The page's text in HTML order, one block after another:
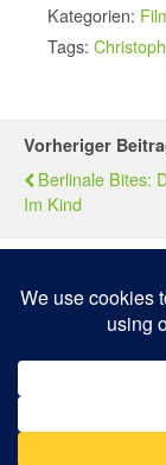
Kategorien:
Tags:
Vorheriger
Berlinale Bites:
Im Kind